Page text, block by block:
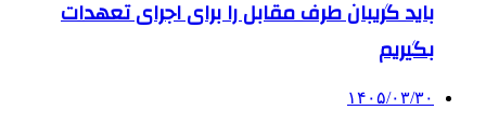
باید گریبان طرف مقابل را برای اجرای تعهدات
بگیریم
۱۴۰۵/۰۳/۳۰